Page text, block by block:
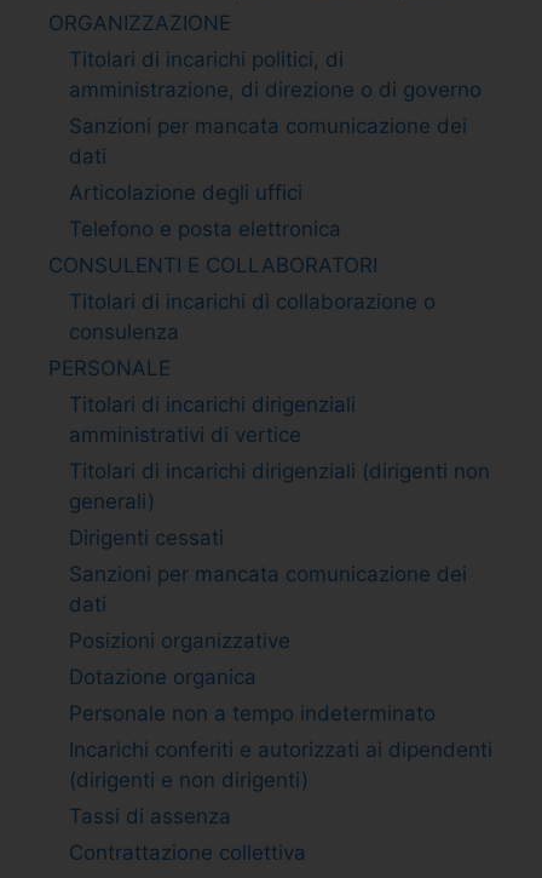
ORGANIZZAZIONE
Titolari di incarichi politici, di
amministrazione, di direzione o di governo
Sanzioni per mancata comunicazione dei
dati
Articolazione degli uffici
Telefono e posta elettronica
CONSULENTI E COLLABORATORI
Titolari di incarichi di collaborazione o
consulenza
PERSONALE
Titolari di incarichi dirigenziali
amministrativi di vertice
Titolari di incarichi dirigenziali (dirigenti non
generali)
Dirigenti cessati
Sanzioni per mancata comunicazione dei
dati
Posizioni organizzative
Dotazione organica
Personale non a tempo indeterminato
Incarichi conferiti e autorizzati ai dipendenti
(dirigenti e non dirigenti)
Tassi di assenza
Contrattazione collettiva